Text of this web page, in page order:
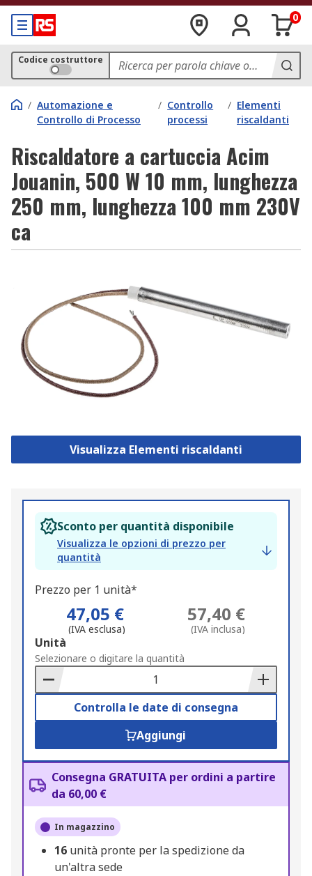
0
Codice costruttore
/ Automazione e
Controllo di Processo
/ Controllo
processi
/ Elementi
riscaldanti
Riscaldatore a cartuccia Acim
Jouanin, 500 W 10 mm, lunghezza
250 mm, lunghezza 100 mm 230V
ca
Visualizza Elementi riscaldanti
Sconto per quantità disponibile
Visualizza le opzioni di prezzo per
quantità
Prezzo per 1 unità*
47,05 €
(IVA esclusa)
57,40 €
(IVA inclusa)
Add
to
Basket
Unità
Selezionare o digitare la quantità
Controlla le date di consegna
Aggiungi
Consegna GRATUITA per ordini a partire
da 60,00 €
In magazzino
16 unità pronte per la spedizione da
un'altra sede